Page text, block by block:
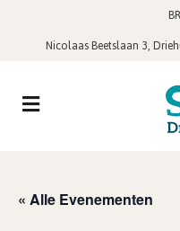
Nicolaas Beetslaan 3,
« Alle Evenementen